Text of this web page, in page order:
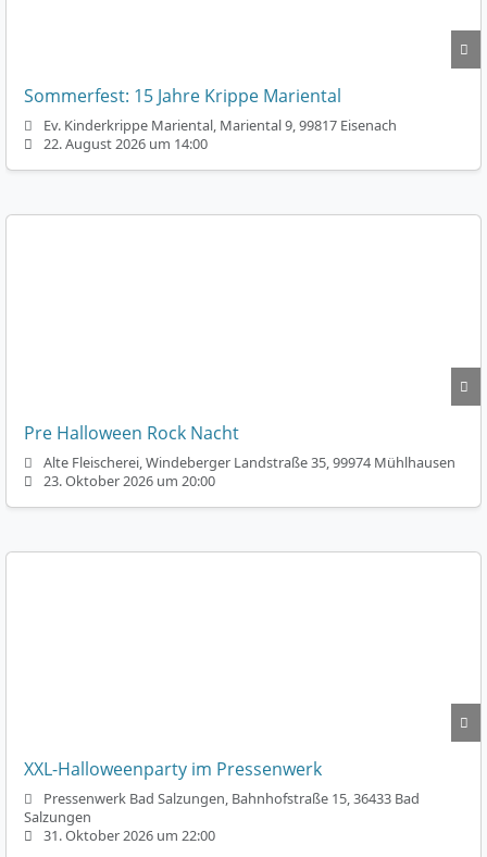
Sommerfest: 15 Jahre Krippe Mariental
Ev. Kinderkrippe Mariental, Mariental 9, 99817 Eisenach
22. August 2026 um 14:00
Pre Halloween Rock Nacht
Alte Fleischerei, Windeberger Landstraße 35, 99974 Mühlhausen
23. Oktober 2026 um 20:00
XXL-Halloweenparty im Pressenwerk
Pressenwerk Bad Salzungen, Bahnhofstraße 15, 36433 Bad
Salzungen
31. Oktober 2026 um 22:00